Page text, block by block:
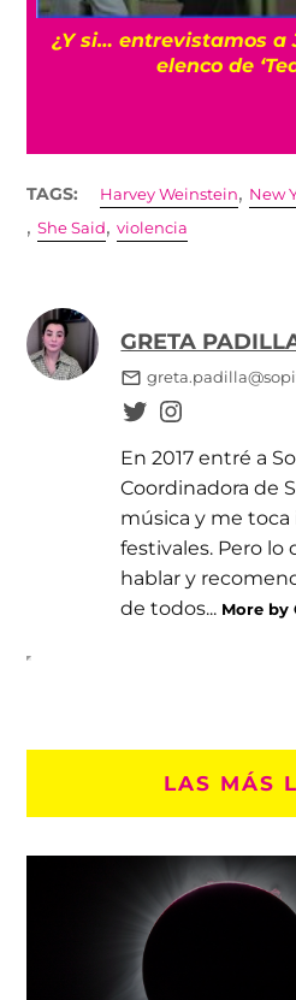
¿Y si… entrevistamos a
elenco de
TAGS: Harvey Weinstein, New
,She Said,violencia
GRETA
En 2017 entré a
Coordinadora de
música y me toca
festivales. Pero
hablar y
de todos... More by
LAS MÁS